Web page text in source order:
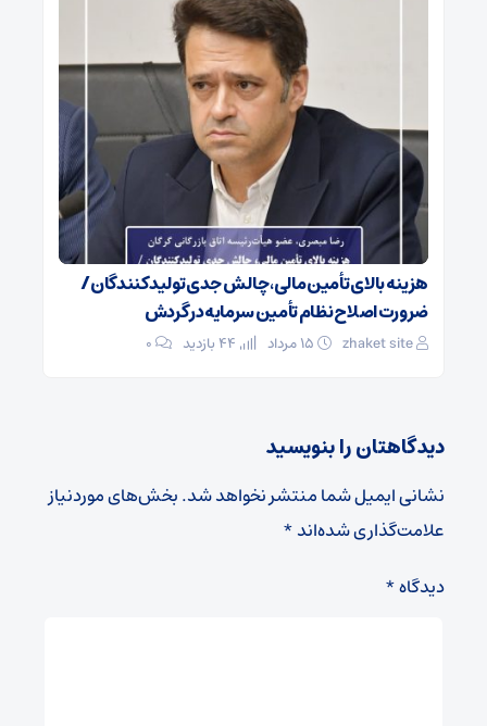
هزینه بالای تأمین مالی، چالش جدی تولیدکنندگان /
ضرورت اصلاح نظام تأمین سرمایه در گردش
zhaket site ۰
دیدگاهتان را بنویسید
نشانی ایمیل شما منتشر نخواهد شد.بخش‌های موردنیاز
علامت‌گذاری شده‌اند*
دیدگاه*